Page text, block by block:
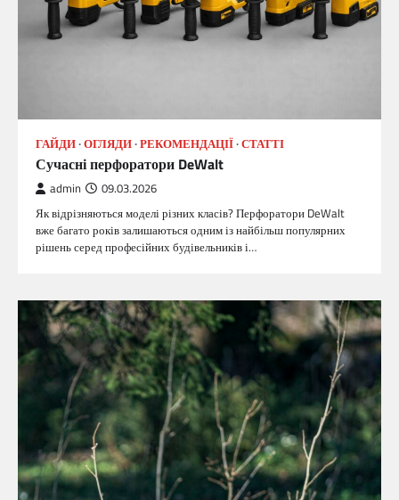
ГАЙДИ ОГЛЯДИ РЕКОМЕНДАЦІЇ СТАТТІ
Сучасні перфоратори DeWalt
admin 09.03.2026
Як відрізняються моделі різних класів? Перфоратори DeWalt
вже багато років залишаються одним із найбільш популярних
рішень серед професійних будівельників і…